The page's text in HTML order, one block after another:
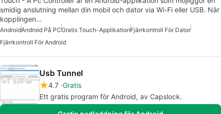
smidig anslutning mellan din mobil och dator via Wi-Fi eller USB. När
kopplingen…
AndroidAndroid På PCGratis Touch-ApplikationFjärrkontroll För Dator
Fjärrkontroll För Android
Usb Tunnel
4.7 Gratis
Ett gratis program för Android, av Capslock.